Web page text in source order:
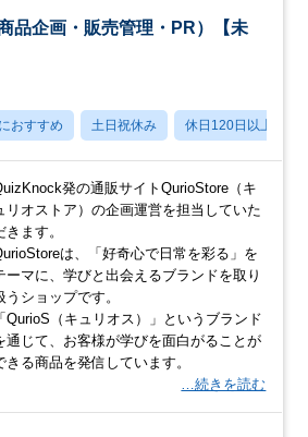
品企画・販売管理・PR）【未
おすすめ 土日祝休み 休日120日以上
発の通販サイトQurioStore（キ
リオストア）の企画運営を担当していた
きます。
は、「好奇心で日常を彩る」を
ーマに、学びと出会えるブランドを取り
うショップです。
「QurioS（キュリオス）」というブランド
通じて、お客様が学びを面白がることが
きる商品を発信しています。
…続きを読む